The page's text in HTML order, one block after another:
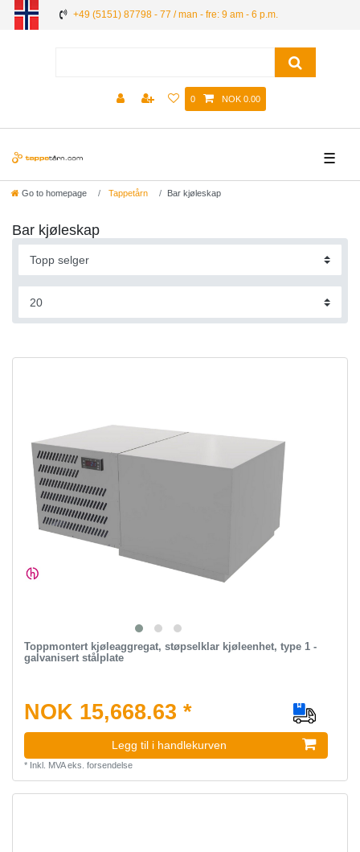
+49 (5151) 87798 - 77 / man - fre: 9 am - 6 p.m.
0 NOK 0.00
☰
Go to homepage Tappetårn Bar kjøleskap
Bar kjøleskap
Toppmontert kjøleaggregat, støpselklar kjøleenhet, type 1 -
galvanisert stålplate
NOK 15,668.63 *
Legg til i handlekurven
* Inkl. MVAeks. forsendelse